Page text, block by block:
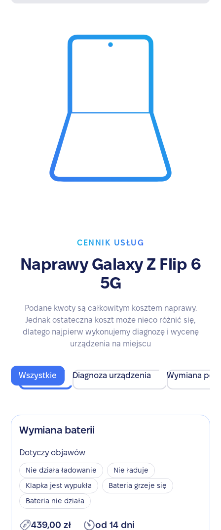
CENNIK USŁUG
Naprawy Galaxy Z Flip 6
5G
Podane kwoty są całkowitym kosztem naprawy.
Jednak ostateczna koszt może nieco różnić się,
dlatego najpierw wykonujemy diagnozę i wycenę
urządzenia na miejscu
Wszystkie Diagnoza urządzenia Wymiana
Wymiana baterii
Dotyczy objawów
Nie działa ładowanie
Nie ładuje
Klapka jest wypukła
Bateria grzeje się
Bateria nie działa
439,00 zł od 14 dni